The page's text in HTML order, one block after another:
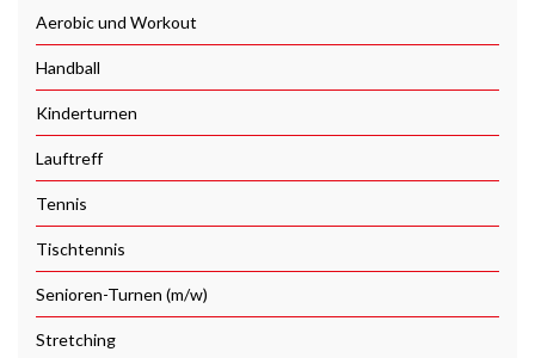
Aerobic und Workout
Handball
Kinderturnen
Lauftreff
Tennis
Tischtennis
Senioren-Turnen (m/w)
Stretching